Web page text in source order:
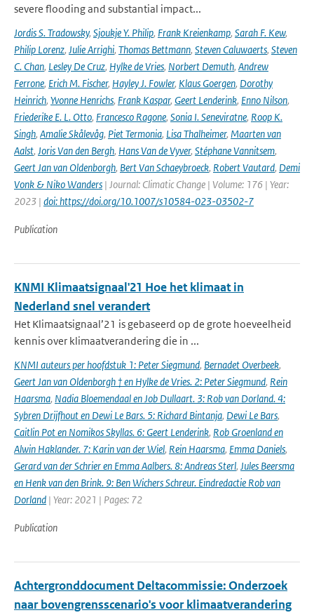
severe flooding and substantial impact...
Jordis S. Tradowsky, Sjoukje Y. Philip, Frank Kreienkamp, Sarah F. Kew,
Philip Lorenz, Julie Arrighi, Thomas Bettmann, Steven Caluwaerts, Steven
C. Chan, Lesley De Cruz, Hylke de Vries, Norbert Demuth, Andrew
Ferrone, Erich M. Fischer, Hayley J. Fowler, Klaus Goergen, Dorothy
Heinrich, Yvonne Henrichs, Frank Kaspar, Geert Lenderink, Enno Nilson,
Friederike E. L. Otto, Francesco Ragone, Sonia I. Seneviratne, Roop K.
Singh, Amalie Skålevåg, Piet Termonia, Lisa Thalheimer, Maarten van
Aalst, Joris Van den Bergh, Hans Van de Vyver, Stéphane Vannitsem,
Geert Jan van Oldenborgh, Bert Van Schaeybroeck, Robert Vautard, Demi
Vonk & Niko Wanders | Journal: Climatic Change | Volume: 176 | Year:
2023 | doi: https://doi.org/10.1007/s10584-023-03502-7
Publication
KNMI Klimaatsignaal'21 Hoe het klimaat in
Nederland snel verandert
Het Klimaatsignaal’21 is gebaseerd op de grote hoeveelheid
kennis over klimaatverandering die in ...
KNMI auteurs per hoofdstuk 1: Peter Siegmund, Bernadet Overbeek,
Geert Jan van Oldenborgh † en Hylke de Vries. 2: Peter Siegmund, Rein
Haarsma, Nadia Bloemendaal en Job Dullaart. 3: Rob van Dorland. 4:
Sybren Drijfhout en Dewi Le Bars. 5: Richard Bintanja, Dewi Le Bars,
Caitlin Pot en Nomikos Skyllas. 6: Geert Lenderink, Rob Groenland en
Alwin Haklander. 7: Karin van der Wiel, Rein Haarsma, Emma Daniels,
Gerard van der Schrier en Emma Aalbers. 8: Andreas Sterl, Jules Beersma
en Henk van den Brink. 9: Ben Wichers Schreur. Eindredactie Rob van
Dorland | Year: 2021 | Pages: 72
Publication
Achtergronddocument Deltacommissie: Onderzoek
naar bovengrensscenario's voor klimaatverandering